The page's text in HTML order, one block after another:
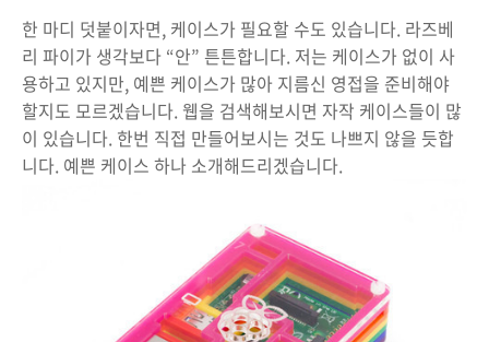
한 마디 덧붙이자면, 케이스가 필요할 수도 있습니다. 라즈베
리 파이가 생각보다 “안” 튼튼합니다. 저는 케이스가 없이 사
용하고 있지만, 예쁜 케이스가 많아 지름신 영접을 준비해야
할지도 모르겠습니다. 웹을 검색해보시면 자작 케이스들이 많
이 있습니다. 한번 직접 만들어보시는 것도 나쁘지 않을 듯합
니다. 예쁜 케이스 하나 소개해드리겠습니다.